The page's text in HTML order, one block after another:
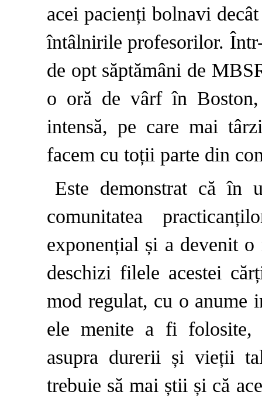
acei pacienți bolnavi
întâlnirile profesorilor.
de opt săptămâni de
o oră de vârf în Boston,
intensă, pe care mai
facem cu toții parte din
Este demonstrat că în
comunitatea
exponențial și a devenit
deschizi filele acestei
mod regulat, cu o anume
ele menite a fi folosite,
asupra durerii și vieții
trebuie să mai știi și că